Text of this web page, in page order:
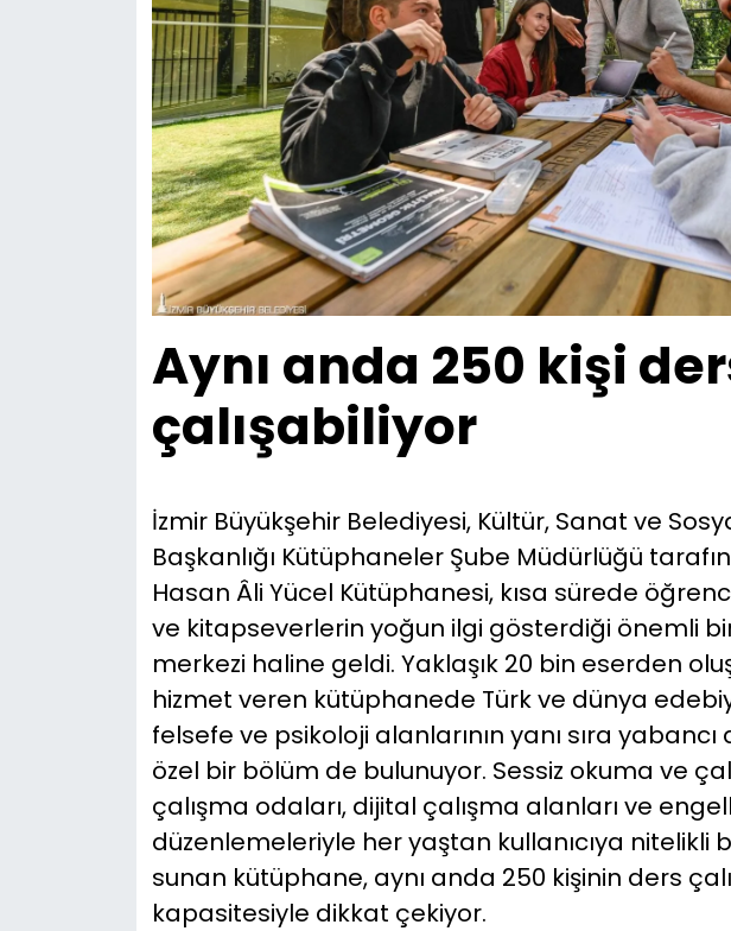
Aynı anda 250 kişi
çalışabiliyor
İzmir Büyükşehir Belediyesi, Kültür, Sanat ve
Başkanlığı Kütüphaneler Şube Müdürlüğü
Hasan Âli Yücel Kütüphanesi, kısa sürede
ve kitapseverlerin yoğun ilgi gösterdiği önemli
merkezi haline geldi. Yaklaşık 20 bin eserden
hizmet veren kütüphanede Türk ve dünya
felsefe ve psikoloji alanlarının yanı sıra yabancı
özel bir bölüm de bulunuyor. Sessiz okuma ve
çalışma odaları, dijital çalışma alanları ve
düzenlemeleriyle her yaştan kullanıcıya nitelikli
sunan kütüphane, aynı anda 250 kişinin ders
kapasitesiyle dikkat çekiyor.